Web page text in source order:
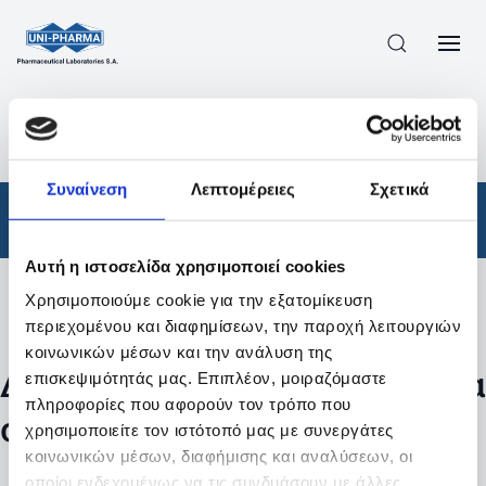
Συναίνεση Λεπτομέρειες Σχετικά
Αυτή η ιστοσελίδα χρησιμοποιεί cookies
Χρησιμοποιούμε cookie για την εξατομίκευση
περιεχομένου και διαφημίσεων, την παροχή λειτουργιών
κοινωνικών μέσων και την ανάλυση της
επισκεψιμότητάς μας. Επιπλέον, μοιραζόμαστε
πληροφορίες που αφορούν τον τρόπο που
χρησιμοποιείτε τον ιστότοπό μας με συνεργάτες
κοινωνικών μέσων, διαφήμισης και αναλύσεων, οι
οποίοι ενδεχομένως να τις συνδυάσουν με άλλες
ΠΡΟΪΟΝΤΑ
ΑΠΟΤΕΛΕΣΜΑΤΑ ΑΝΑΖΗΤΗΣΗΣ
Φάρμακα
Φίλτρα
Δεν βρέθηκαν προϊόντα με τα
συγκεκριμένα φίλτρα